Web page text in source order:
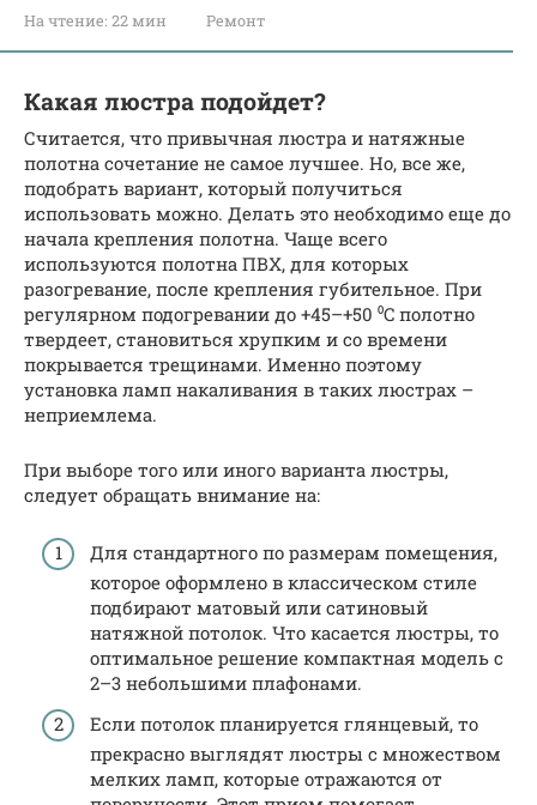
На чтение: 22 мин Ремонт
Какая люстра подойдет?
Считается, что привычная люстра и натяжные
полотна сочетание не самое лучшее. Но, все же,
подобрать вариант, который получиться
использовать можно. Делать это необходимо еще до
начала крепления полотна. Чаще всего
используются полотна ПВХ, для которых
разогревание, после крепления губительное. При
регулярном подогревании до +45–+50 ⁰C полотно
твердеет, становиться хрупким и со времени
покрывается трещинами. Именно поэтому
установка ламп накаливания в таких люстрах –
неприемлема.
При выборе того или иного варианта люстры,
следует обращать внимание на:
Для стандартного по размерам помещения,
которое оформлено в классическом стиле
подбирают матовый или сатиновый
натяжной потолок. Что касается люстры, то
оптимальное решение компактная модель с
2–3 небольшими плафонами.
Если потолок планируется глянцевый, то
прекрасно выглядят люстры с множеством
мелких ламп, которые отражаются от